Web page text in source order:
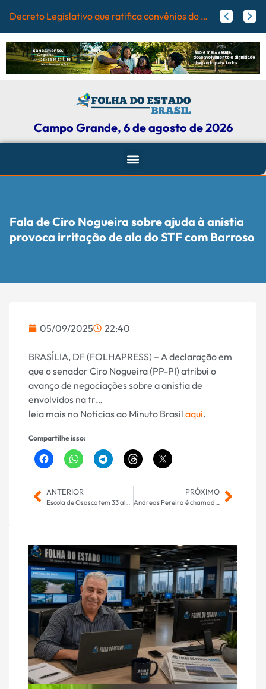
Campo G Papy trabalha para melhorar pistas de skate com participação ativa de esportistas da CapitalAgosto Lilás: Maicon Nogueira fortalece a defesa das mulheres com leis e projetos de proteção em Campo Grande
Campo Grande, 6 de agosto de 2026
Fala de Ciro Nogueira sobre ajuda à anistia
provoca irritação de ala do STF com Barroso
05/09/2025 22:40
BRASÍLIA, DF (FOLHAPRESS) – A declaração em
que o senador Ciro Nogueira (PP-PI) atribui o
avanço de negociações sobre a anistia de
envolvidos na tr…
leia mais no Notícias ao Minuto Brasil aqui.
Compartilhe isso:
ANTERIOR
Escola de Osasco tem 33 alunos intoxicados após dedetização
PRÓXIMO
Andreas Pereira é chamado por Ancelotti para jogo do Brasil na Bolívia